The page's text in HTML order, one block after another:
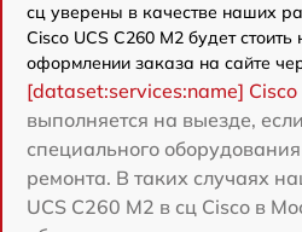
сц уверены в качестве наших
Cisco UCS C260 M2 будет
оформлении заказа на сайте
[dataset:services:name] Cisco
выполняется на выезде,
специального
ремонта. В таких случаях
UCS C260 M2 в сц Cisco в